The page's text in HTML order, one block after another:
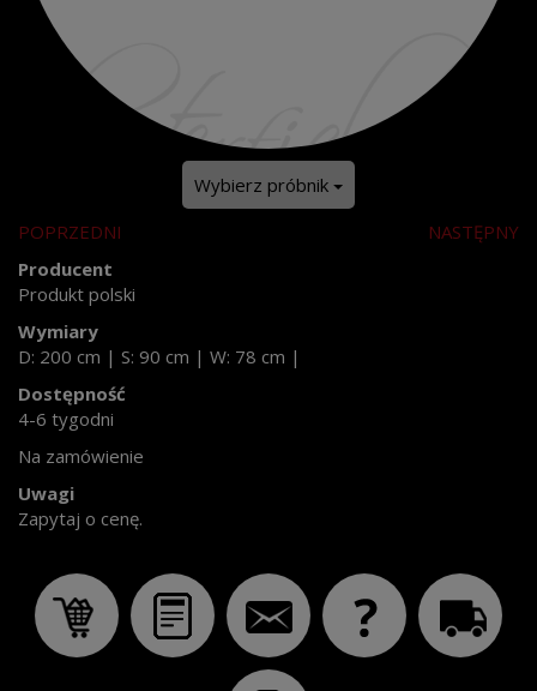
POPRZEDNI NASTĘPNY
Wybierz próbnik
Producent
Produkt polski
Wymiary
D: 200 cm | S: 90 cm | W: 78 cm |
Dostępność
4-6 tygodni
Na zamówienie
Uwagi
Zapytaj o cenę.